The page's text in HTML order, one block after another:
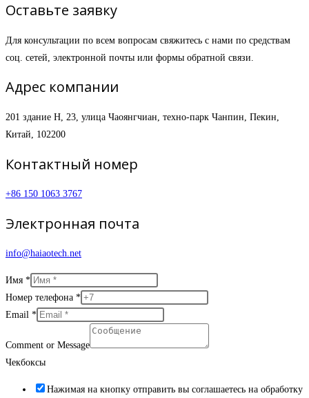
Оставьте заявку
Для консультации по всем вопросам свяжитесь с нами по средствам
соц. сетей, электронной почты или формы обратной связи.
Адрес компании
201 здание H, 23, улица Чаоянгчиан, техно-парк Чанпин, Пекин,
Китай, 102200
Контактный номер
+86 150 1063 3767
Электронная почта
info@haiaotech.net
Имя *
Номер телефона *
Email *
Comment or Message
Чекбоксы
Нажимая на кнопку отправить вы соглашаетесь на обработку